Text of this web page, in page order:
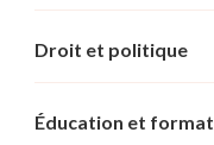
Droit et politique
Éducation et